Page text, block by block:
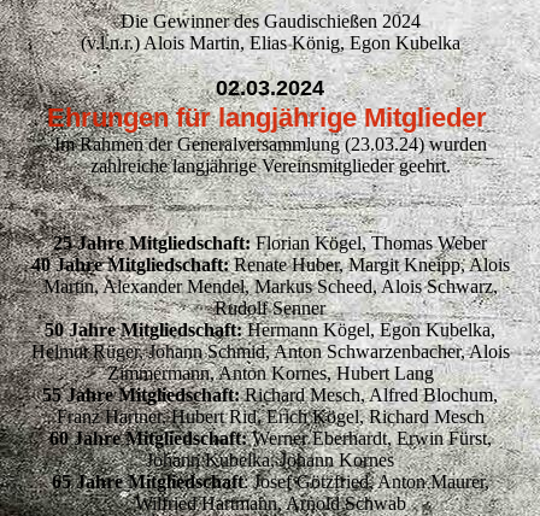
Die Gewinner des Gaudischießen 2024
(v.l.n.r.) Alois Martin, Elias König, Egon Kubelka
02.03.2024
Ehrungen für langjährige Mitglieder
Im Rahmen der Generalversammlung (23.03.24) wurden
zahlreiche langjährige Vereinsmitglieder geehrt.
25 Jahre Mitgliedschaft:Florian Kögel, Thomas Weber
40 Jahre Mitgliedschaft:Renate Huber, Margit Kneipp, Alois
Martin, Alexander Mendel, Markus Scheed, Alois Schwarz,
Rudolf Senner
50 Jahre Mitgliedschaft:Hermann Kögel, Egon Kubelka,
Helmut Rüger, Johann Schmid, Anton Schwarzenbacher, Alois
Zimmermann, Anton Kornes, Hubert Lang
55 Jahre Mitgliedschaft:Richard Mesch, Alfred Blochum,
Franz Hartner, Hubert Rid, Erich Kögel, Richard Mesch
60 Jahre Mitgliedschaft:Werner Eberhardt, Erwin Fürst,
Johann Kubelka, Johann Kornes
65 Jahre Mitgliedschaft: Josef Götzfried, Anton Maurer,
Wilfried Hartmann, Arnold Schwab